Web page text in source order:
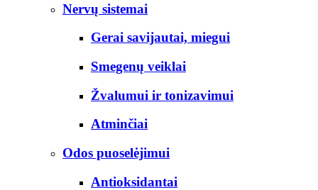
Nervų sistemai
Gerai savijautai, miegui
Smegenų veiklai
Žvalumui ir tonizavimui
Atminčiai
Odos puoselėjimui
Antioksidantai